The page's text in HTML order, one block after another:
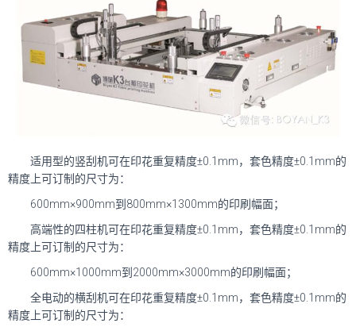
适用型的竖刮机可在印花重复精度±0.1mm，套色精度±0.1mm的
精度上可订制的尺寸为：
600mm×900mm到800mm×1300mm的印刷幅面；
高端性的四柱机可在印花重复精度±0.1mm，套色精度±0.1mm的
精度上可订制的尺寸为：
600mm×1000mm到2000mm×3000mm的印刷幅面；
全电动的横刮机可在印花重复精度±0.1mm，套色精度±0.1mm的
精度上可订制的尺寸为：